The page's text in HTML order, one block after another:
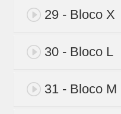
29 - Bloco X
30 - Bloco L
31 - Bloco M